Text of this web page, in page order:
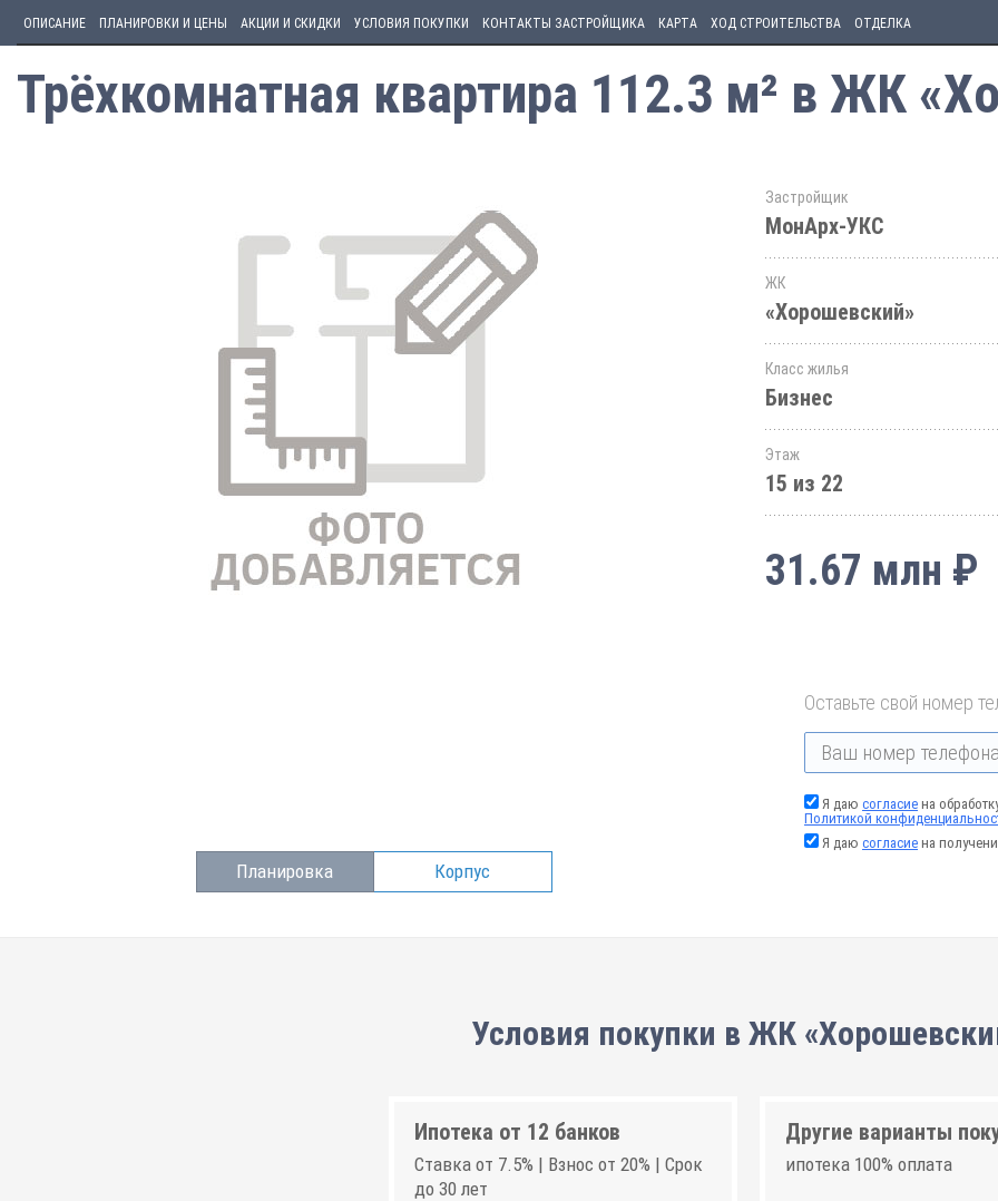
ОПИСАНИЕ ПЛАНИРОВКИ И ЦЕНЫ АКЦИИ И СКИДКИ УСЛОВИЯ ПОКУПКИ КОНТАКТЫ ЗАСТРОЙЩИКА КАРТА ХОД СТРОИТЕЛЬСТВА ОТДЕЛКА
Трёхкомнатная квартира 112.3 м² в ЖК
Планировка Корпус
Застройщик
МонАрх-УКС
ЖК
«Хорошевский»
Класс жилья
Бизнес
Этаж
15 из 22
31.67 млн ₽
Оставьте свой номер
Я даю согласие на
Политикой
Я даю согласие на
Условия покупки в ЖК
Ипотека от 12 банков
Ставка от 7.5% | Взнос от 20% | Срок
до 30 лет
Другие варианты
ипотека 100% оплата